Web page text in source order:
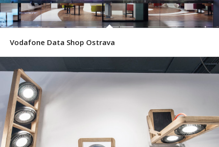
Vodafone Data Shop Ostrava